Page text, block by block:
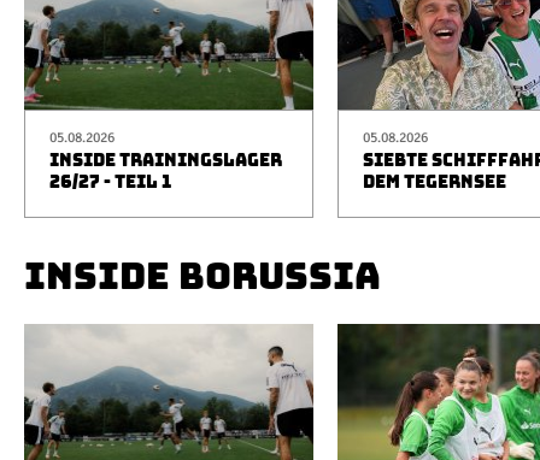
05.08.2026
INSIDE TRAININGSLAGER
26/27 - TEIL 1
05.08.2026
SIEBTE
DEM TEGERNSEE
INSIDE BORUSSIA